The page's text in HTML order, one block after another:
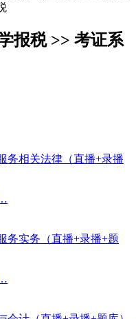
报税 >> 考证系